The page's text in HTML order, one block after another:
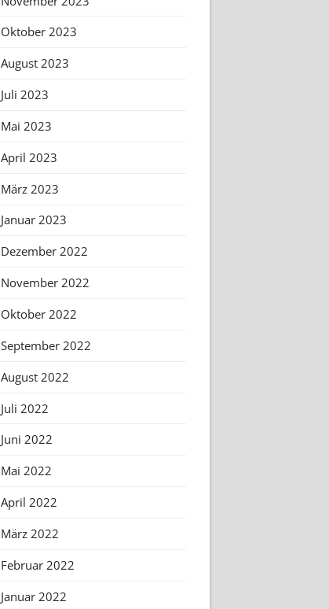
Oktober 2023
August 2023
Juli 2023
Mai 2023
April 2023
März 2023
Januar 2023
Dezember 2022
November 2022
Oktober 2022
September 2022
August 2022
Juli 2022
Juni 2022
Mai 2022
April 2022
März 2022
Februar 2022
Januar 2022